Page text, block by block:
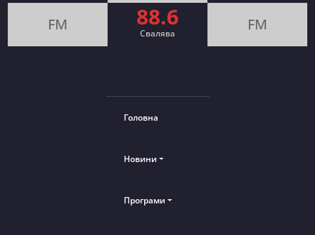
FM 88.6
Cвалява FM
Головна
Новини
Програми